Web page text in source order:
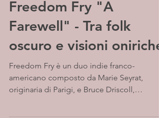
Freedom Fry "A
Farewell" - Tra folk
oscuro e visioni oniriche
Freedom Fry è un duo indie franco-
americano composto da Marie Seyrat,
originaria di Parigi, e Bruce Driscoll,